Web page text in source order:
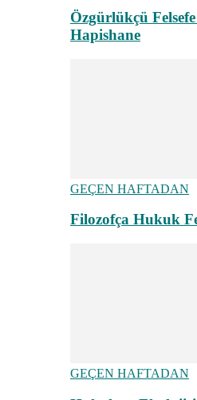
Özgürlükçü Felsefe
Hapishane
GEÇEN HAFTADAN
Filozofça Hukuk
GEÇEN HAFTADAN